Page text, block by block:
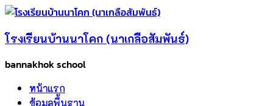
Skip
content
โรงเรียนบ้านนาโคก (นาเกลือสัมพันธ์)
bannakhok school
หน้าแรก
ข้อมูลพื้นฐาน